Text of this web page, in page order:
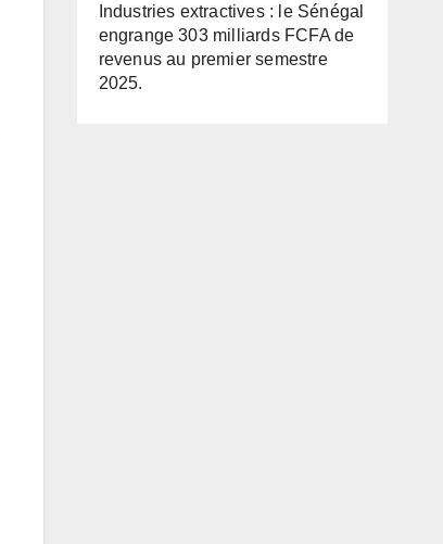
Industries extractives : le Sénégal
engrange 303 milliards FCFA de
revenus au premier semestre
2025.